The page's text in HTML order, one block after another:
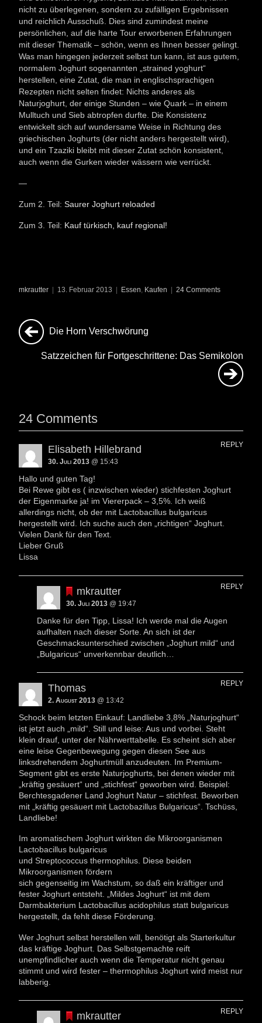
nicht zu überlegenen, sondern zu zufälligen Ergebnissen
und reichlich Ausschuß. Dies sind zumindest meine
persönlichen, auf die harte Tour erworbenen Erfahrungen
mit dieser Thematik – schön, wenn es Ihnen besser gelingt.
Was man hingegen jederzeit selbst tun kann, ist aus gutem,
normalem Joghurt sogenannten „strained yoghurt“
herstellen, eine Zutat, die man in englischsprachigen
Rezepten nicht selten findet: Nichts anderes als
Naturjoghurt, der einige Stunden – wie Quark – in einem
Mulltuch und Sieb abtropfen durfte. Die Konsistenz
entwickelt sich auf wundersame Weise in Richtung des
griechischen Joghurts (der nicht anders hergestellt wird),
und ein Tzaziki bleibt mit dieser Zutat schön konsistent,
auch wenn die Gurken wieder wässern wie verrückt.
—
Zum 2. Teil:Saurer Joghurt reloaded
Zum 3. Teil: Kauf türkisch, kauf regional!
mkrautter 13. Februar 2013 Essen Kaufen 24 Comments
Die Horn Verschwörung
Satzzeichen für Fortgeschrittene: Das Semikolon
24 Comments
Elisabeth Hillebrand
30. Juli 2013 @ 15:43
Hallo und guten Tag!
Bei Rewe gibt es ( inzwischen wieder) stichfesten Joghurt
der Eigenmarke ja! im Viererpack – 3,5%. Ich weiß
allerdings nicht, ob der mit Lactobacillus bulgaricus
hergestellt wird. Ich suche auch den „richtigen“ Joghurt.
Vielen Dank für den Text.
Lieber Gruß
Lissa
REPLY
mkrautter
30. Juli 2013 @ 19:47
Danke für den Tipp, Lissa! Ich werde mal die Augen
aufhalten nach dieser Sorte. An sich ist der
Geschmacksunterschied zwischen „Joghurt mild“ und
„Bulgaricus“ unverkennbar deutlich…
REPLY
Thomas
2. August 2013 @ 13:42
Schock beim letzten Einkauf: Landliebe 3,8% „Naturjoghurt“
ist jetzt auch „mild“. Still und leise: Aus und vorbei. Steht
klein drauf, unter der Nährwerttabelle. Es scheint sich aber
eine leise Gegenbewegung gegen diesen See aus
linksdrehendem Joghurtmüll anzudeuten. Im Premium-
Segment gibt es erste Naturjoghurts, bei denen wieder mit
„kräftig gesäuert“ und „stichfest“ geworben wird. Beispiel:
Berchtesgadener Land Joghurt Natur – stichfest. Beworben
mit „kräftig gesäuert mit Lactobazillus Bulgaricus“. Tschüss,
Landliebe!
Im aromatischem Joghurt wirkten die Mikroorganismen
Lactobacillus bulgaricus
und Streptococcus thermophilus. Diese beiden
Mikroorganismen fördern
sich gegenseitig im Wachstum, so daß ein kräftiger und
fester Joghurt entsteht. „Mildes Joghurt“ ist mit dem
Darmbakterium Lactobacillus acidophilus statt bulgaricus
hergestellt, da fehlt diese Förderung.
Wer Joghurt selbst herstellen will, benötigt als Starterkultur
das kräftige Joghurt. Das Selbstgemachte reift
unempfindlicher auch wenn die Temperatur nicht genau
stimmt und wird fester – thermophilus Joghurt wird meist nur
labberig.
REPLY
mkrautter REPLY